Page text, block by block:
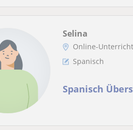
Selina
Online-Unterricht
Spanisch
Spanisch